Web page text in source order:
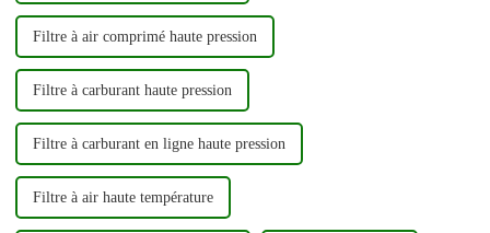
Filtre à air comprimé haute pression
Filtre à carburant haute pression
Filtre à carburant en ligne haute pression
Filtre à air haute température